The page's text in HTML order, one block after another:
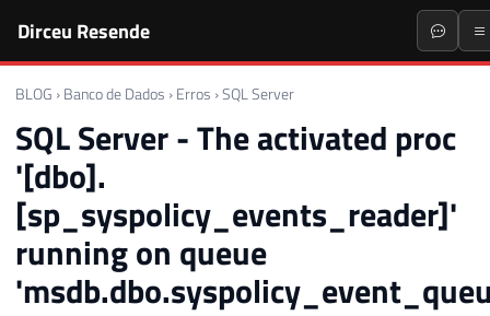
Dirceu Resende
BLOG › Banco de Dados › Erros ›SQL Server
SQL Server - The activated proc
'[dbo].
[sp_syspolicy_events_reader]'
running on queue